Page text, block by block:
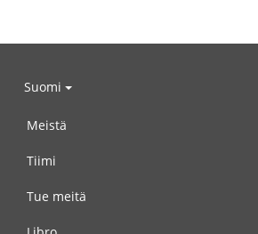
Suomi
Meistä
Tiimi
Tue meitä